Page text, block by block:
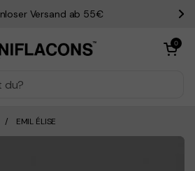
Versand ab 55€
Warenkorb
0
/ EMIL ÉLISE